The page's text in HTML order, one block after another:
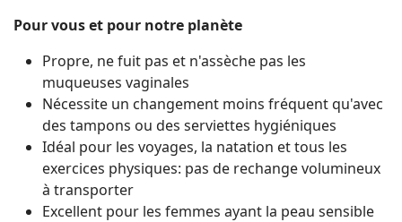
Pour vous et pour notre planète
Propre, ne fuit pas et n'assèche pas les
muqueuses vaginales
Nécessite un changement moins fréquent qu'avec
des tampons ou des serviettes hygiéniques
Idéal pour les voyages, la natation et tous les
exercices physiques: pas de rechange volumineux
à transporter
Excellent pour les femmes ayant la peau sensible